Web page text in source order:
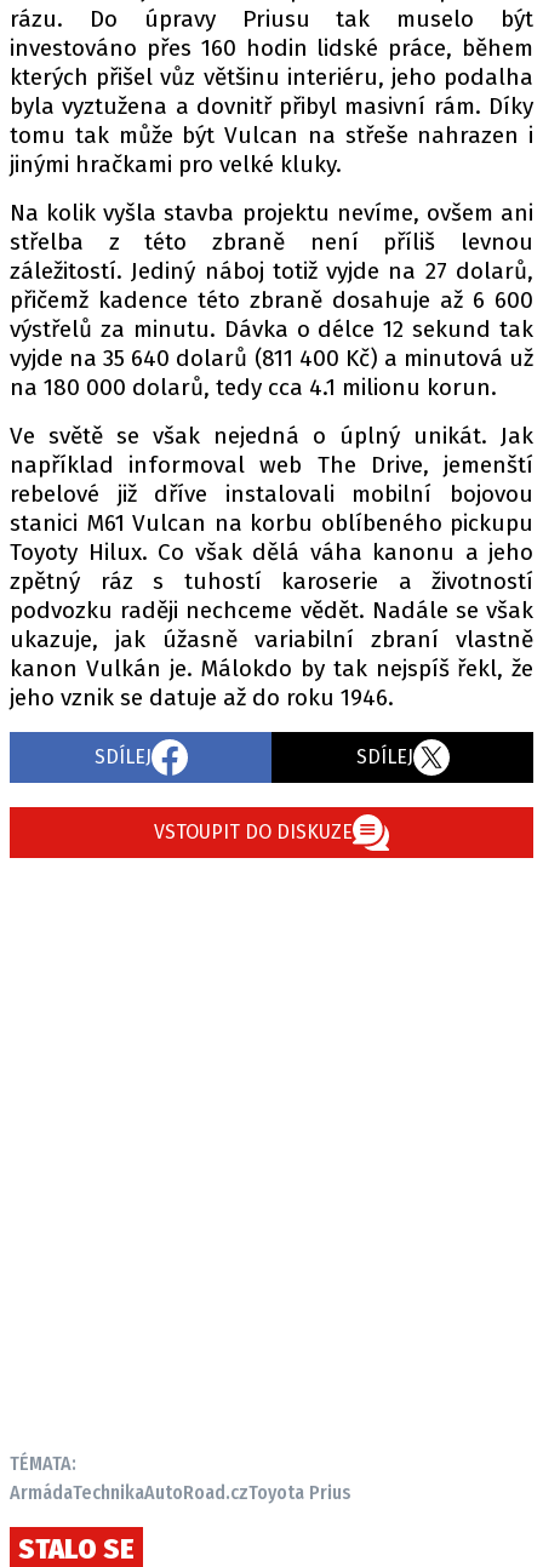
rázu. Do úpravy Priusu tak muselo být
investováno přes 160 hodin lidské práce, během
kterých přišel vůz většinu interiéru, jeho podalha
byla vyztužena a dovnitř přibyl masivní rám. Díky
tomu tak může být Vulcan na střeše nahrazen i
jinými hračkami pro velké kluky.
Na kolik vyšla stavba projektu nevíme, ovšem ani
střelba z této zbraně není příliš levnou
záležitostí. Jediný náboj totiž vyjde na 27 dolarů,
přičemž kadence této zbraně dosahuje až 6 600
výstřelů za minutu. Dávka o délce 12 sekund tak
vyjde na 35 640 dolarů (811 400 Kč) a minutová už
na 180 000 dolarů, tedy cca 4.1 milionu korun.
Ve světě se však nejedná o úplný unikát. Jak
například informoval web The Drive, jemenští
rebelové již dříve instalovali mobilní bojovou
stanici M61 Vulcan na korbu oblíbeného pickupu
Toyoty Hilux. Co však dělá váha kanonu a jeho
zpětný ráz s tuhostí karoserie a životností
podvozku raději nechceme vědět. Nadále se však
ukazuje, jak úžasně variabilní zbraní vlastně
kanon Vulkán je. Málokdo by tak nejspíš řekl, že
jeho vznik se datuje až do roku 1946.
SDÍLEJ SDÍLEJ
VSTOUPIT DO DISKUZE
TÉMATA:
ArmádaTechnikaAutoRoad.czToyota Prius
STALO SE